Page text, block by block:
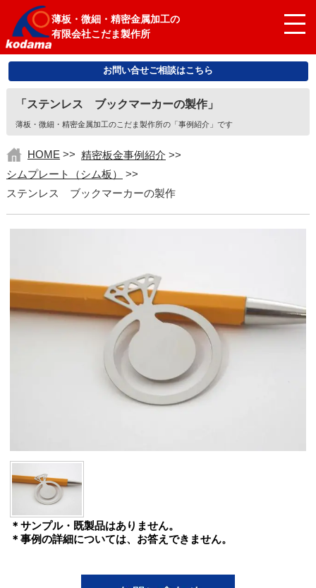
薄板・微細・精密金属加工の
有限会社こだま製作所
お問い合せご相談はこちら
「ステンレス ブックマーカーの製作」
薄板・微細・精密金属加工のこだま製作所の「事例紹介」です
HOME >> 精密板金事例紹介 >>
シムプレート（シム板）
>>
ステンレス ブックマーカーの製作
＊サンプル・既製品はありません。
＊事例の詳細については、お答えできません。